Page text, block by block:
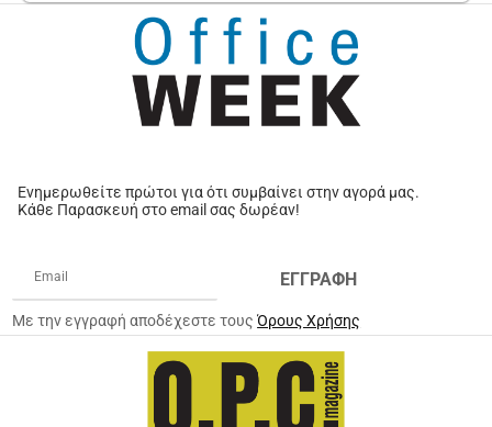
Ενημερωθείτε πρώτοι για ότι συμβαίνει στην αγορά μας.
Κάθε Παρασκευή στο email σας δωρέαν!
ΕΓΓΡΑΦΗ
Με την εγγραφή αποδέχεστε τουςΌρους Χρήσης